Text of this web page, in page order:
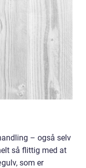
– også selv
så flittig med at
som er